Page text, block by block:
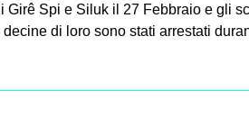
Girê Spi e Siluk il 27 Febbraio e gli
di loro sono stati arrestati